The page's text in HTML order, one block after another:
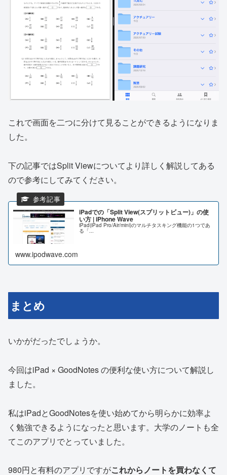
これで画面を二つに分けて見ることができるようになりま
した。
下の記事ではSplit Viewについてより詳しく解説してある
ので参考にしてみてください。
iPadでの「Split View(スプリットビュー)」の使
い方 | iPhone Wave
iPad(iPad Pro/Air/mini)のマルチタスキング機能の1つであ
る「...
www.ipodwave.com
まとめ
いかがだったでしょうか。
今回はiPad × GoodNotes の便利な使い方について解説し
ました。
私はiPadとGoodNotesを使い始めてから明らかに効率よ
く勉強できるようになったと思います。大学のノートも全
てこのアプリでとっていました。
980円と有料のアプリですがこれからノートを買わなくて